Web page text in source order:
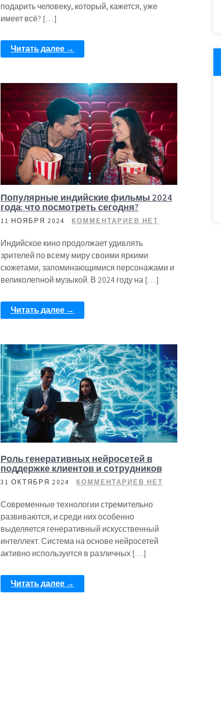
подарить человеку, который, кажется, уже
имеет всё? […]
Читать далее →
Популярные индийские фильмы 2024
года: что посмотреть сегодня?
11 НОЯБРЯ 2024 КОММЕНТАРИЕВ НЕТ
Индийское кино продолжает удивлять
зрителей по всему миру своими яркими
сюжетами, запоминающимися персонажами и
великолепной музыкой. В 2024 году на […]
Читать далее →
Роль генеративных нейросетей в
поддержке клиентов и сотрудников
31 ОКТЯБРЯ 2024 КОММЕНТАРИЕВ НЕТ
Современные технологии стремительно
развиваются, и среди них особенно
выделяется генеративный искусственный
интеллект. Система на основе нейросетей
активно используется в различных […]
Читать далее →